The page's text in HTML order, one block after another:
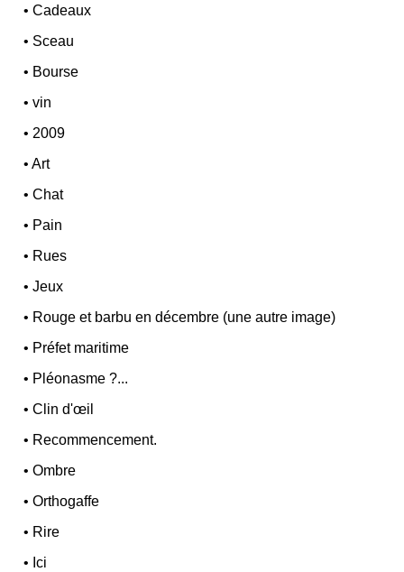
•Cadeaux
• Sceau
• Bourse
•vin
•2009
•Art
•Chat
• Pain
• Rues
•Jeux
• Rouge et barbu en décembre (une autre image)
• Préfet maritime
• Pléonasme ?...
•Clin d'œil
• Recommencement.
•Ombre
•Orthogaffe
• Rire
• Ici